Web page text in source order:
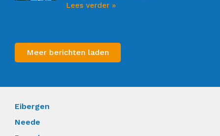
Lees verder »
Meer berichten laden
Eibergen
Neede